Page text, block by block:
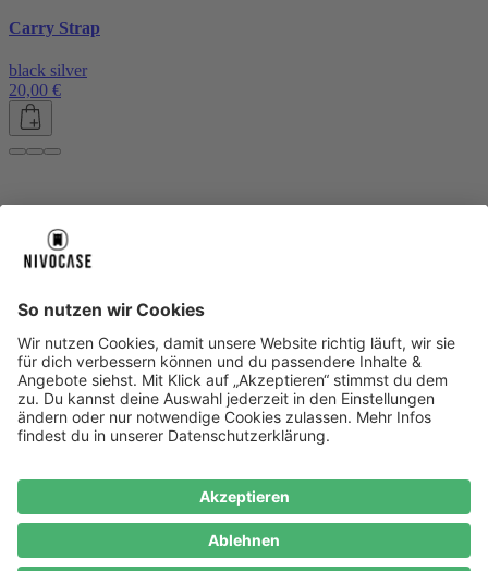
Carry Strap
black silver
20,00 €
About NIVOCASE
Geschäftskunden
Zahlungsarten Versandinfos Alle Hilfe-Themen
Zufriedenheitsgarantie
Service
Service
AGB VERTRAG WIDERRUFEN Datenschutz
Ombudsmann
Barrierefreiheit Lieferantenkodex Bestell-Prozess
Samsung Handyhüllen
Handyhüllen Handyketten
Cookie Consent
* Preisangaben inkl. Mwst. und zzgl.Versandkosten